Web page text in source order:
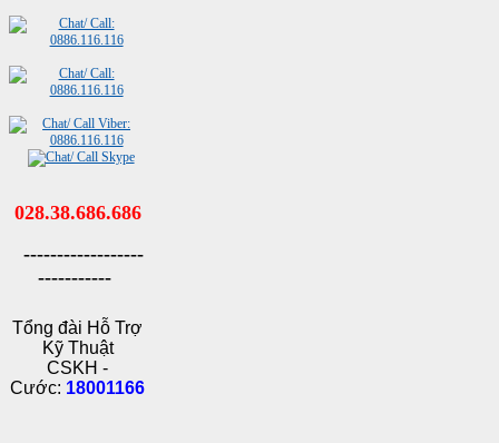
028.38.686.686
------------------
-----------
Tổng đài Hỗ Trợ
Kỹ Thuật
CSKH -
Cước: 18001166